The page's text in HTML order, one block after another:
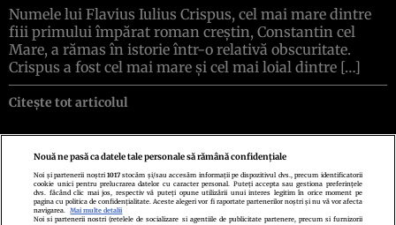
Numele lui Flavius Iulius Crispus, cel mai mare dintre
fiii primului împărat roman creștin, Constantin cel
Mare, a rămas în istorie într-o relativă obscuritate.
Crispus a fost cel mai mare și cel mai loial dintre […]
Citește tot articolul
Politica de confidenţialitatePolitica de cookiesTermeni şi condiţii
Echipa redacționalăContactSetări Cookies
Nouă ne pasă ca datele tale personale să rămână confidențiale
Noi și partenerii noștri1017 stocăm și/sau accesăm informații pe dispozitivul dvs., precum identificatorii
cookie unici pentru prelucrarea datelor cu caracter personal. Puteți accepta sau gestiona preferințele
dvs. făcând clic mai jos, respectiv vă puteți opune utilizării unui interes legitim în orice moment pe
pagina cu politica de confidențialitate. Aceste alegeri vor fi raportate partenerilor noștri și nu vă vor afecta
navigarea.
Mai multe detalii
Noi si partenerii nostri (retelele de socializare si agentiile de publicitate partenere, precum si furnizorii